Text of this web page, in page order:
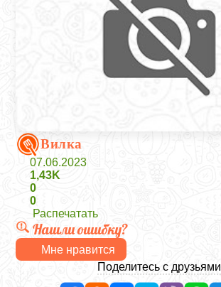
Вилка
07.06.2023
1,43K
0
0
Распечатать
Нашли ошибку?
Мне нравится
Поделитесь с друзьями